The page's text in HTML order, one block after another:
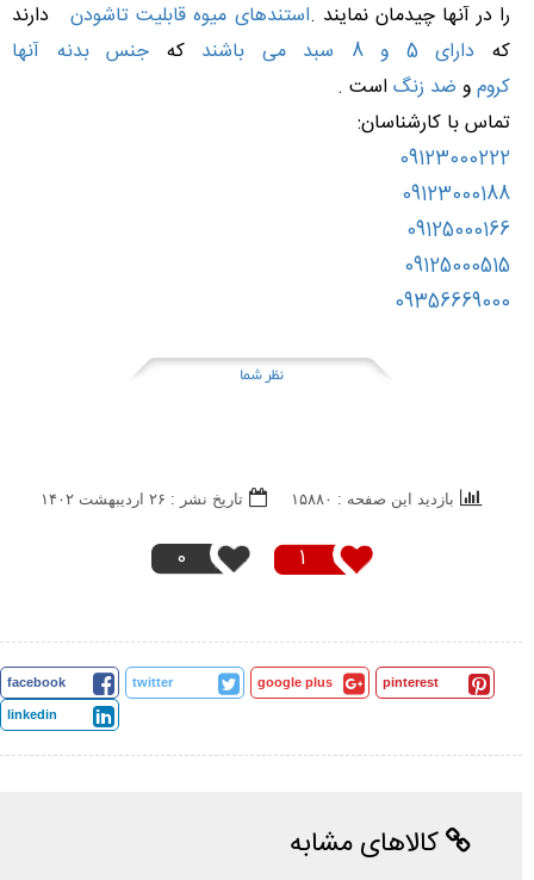
را در آنها چیدمان نمایند .استندهای میوه قابلیت تاشودن
دارند
کهدارای 5 و 8 سبد می باشند که جنس بدنه آنها
کروم و ضد زنگ است .
تماس با کارشناسان:
09123000222
09123000188
09125000166
09125000515
09356669000
نظر شما
1
0
بازدید این صفحه : ۱۵۸۸۰ تاریخ نشر : ۲۶ ارديبهشت ۱۴۰۲
facebook twitter google plus pinterest
linkedin
کالاهای مشابه